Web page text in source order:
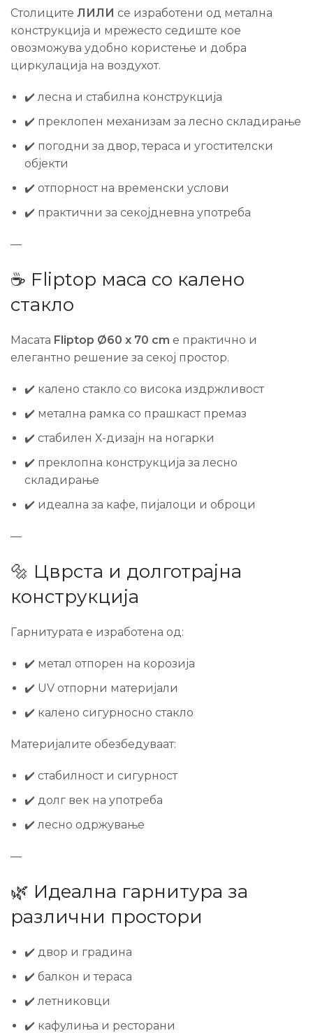
Столиците ЛИЛИ се изработени од метална
конструкција и мрежесто седиште кое
овозможува удобно користење и добра
циркулација на воздухот.
✔️ лесна и стабилна конструкција
✔️ преклопен механизам за лесно складирање
✔️ погодни за двор, тераса и угостителски
објекти
✔️ отпорност на временски услови
✔️ практични за секојдневна употреба
—
☕ Fliptop маса со калено
стакло
Масата Fliptop Ø60 x 70 cm е практично и
елегантно решение за секој простор.
✔️ калено стакло со висока издржливост
✔️ метална рамка со прашкаст премаз
✔️ стабилен Х-дизајн на ногарки
✔️ преклопна конструкција за лесно
складирање
✔️ идеална за кафе, пијалоци и оброци
—
🔩 Цврста и долготрајна
конструкција
Гарнитурата е изработена од:
✔️ метал отпорен на корозија
✔️ UV отпорни материјали
✔️ калено сигурносно стакло
Материјалите обезбедуваат:
✔️ стабилност и сигурност
✔️ долг век на употреба
✔️ лесно одржување
—
🌿 Идеална гарнитура за
различни простори
✔️ двор и градина
✔️ балкон и тераса
✔️ летниковци
✔️ кафулиња и ресторани